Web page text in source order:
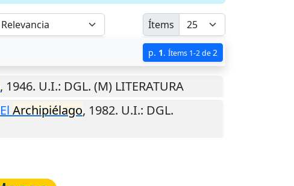
Ítems
p. 1. Ítems 1-2 de 2
, 1946. U.I.: DGL. (M) LITERATURA
El Archipiélago, 1982. U.I.: DGL.